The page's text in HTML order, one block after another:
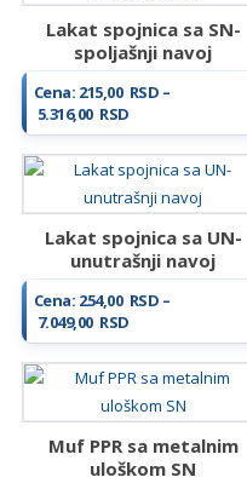
308,00 RSD
Lakat spojnica sa SN-
spoljašnji navoj
Cena: 215,00 RSD –
5.316,00 RSD
Raspon
cena:
od
215,00 RSD
5.316,00 RSD
Lakat spojnica sa UN-
unutrašnji navoj
Cena: 254,00 RSD –
7.049,00 RSD
Raspon
cena:
od
254,00 RSD
7.049,00 RSD
Muf PPR sa metalnim
uloškom SN